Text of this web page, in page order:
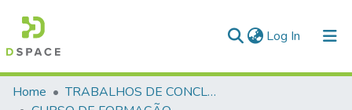
Log In (current)
Communities & Collections
Home
TRABALHOS DE CONCLUSÃO DE CURSO - CFP (CURSO DE FORMAÇÃO DE PRAÇAS)